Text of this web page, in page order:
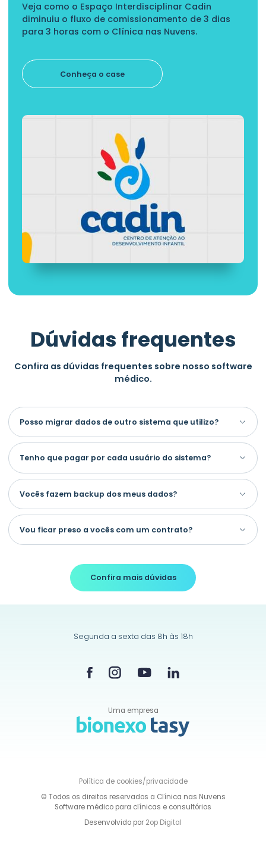
Veja como o Espaço Interdisciplinar Cadin
diminuiu o fluxo de comissionamento de 3 dias
para 3 horas com o Clínica nas Nuvens.
Conheça o case
Dúvidas frequentes
Confira as dúvidas frequentes sobre nosso software
médico.
Posso migrar dados de outro sistema que utilizo?
Tenho que pagar por cada usuário do sistema?
Vocês fazem backup dos meus dados?
Vou ficar preso a vocês com um contrato?
Confira mais dúvidas
Segunda a sexta das 8h às 18h
Uma empresa
Política decookies/privacidade
© Todos os direitos reservados a Clínica nas Nuvens
Software médico para clínicas e consultórios
Desenvolvido por 2op Digital